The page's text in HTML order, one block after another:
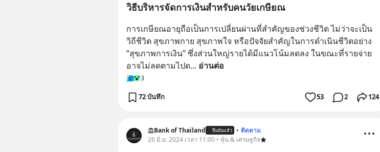
วิธีบริหารจัดการเงินสำหรับคนวัยเกษียณ
การเกษียณอายุถือเป็นการเปลี่ยนผ่านที่สำคัญของช่วงชีวิต ไม่ว่าจะเป็น
วิถีชีวิต สุขภาพกาย สุขภาพใจ หรือปัจจัยสำคัญในการดำเนินชีวิตอย่าง
“สุขภาพการเงิน” ซึ่งส่วนใหญ่รายได้มีแนวโน้มลดลง ในขณะที่รายจ่าย
อาจไม่ลดตามไปด... อ่านต่อ
3
72 บันทึก 53 2 124
Bank of Thailand ยืนยันแล้ว • ติดตาม
26 มิ.ย. 2024 เวลา 11:00 • หุ้น & เศรษฐกิจ